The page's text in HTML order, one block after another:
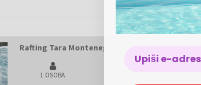
Rafting Tara Montenegro - Nezaboravna
1 OSOBA